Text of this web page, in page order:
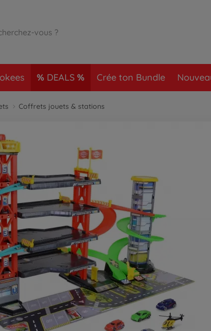
DEALS Crée ton Bundle
Coffrets jouets & stations